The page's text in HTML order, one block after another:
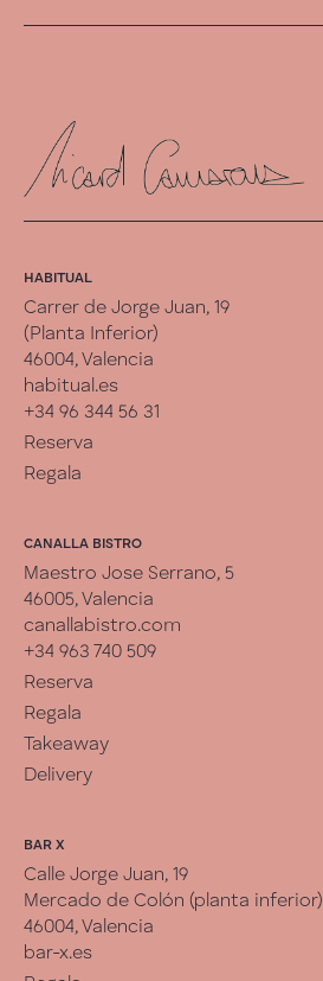
HABITUAL
Carrer de Jorge Juan, 19
(Planta Inferior)
46004, Valencia
habitual.es
+34 96 344 56 31
Reserva
Regala
CANALLA BISTRO
Maestro Jose Serrano, 5
46005, Valencia
canallabistro.com
+34 963 740 509
Reserva
Regala
Takeaway
Delivery
BAR X
Calle Jorge Juan, 19
Mercado de Colón (planta inferior)
46004, Valencia
bar-x.es